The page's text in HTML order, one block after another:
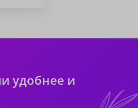
удобнее и